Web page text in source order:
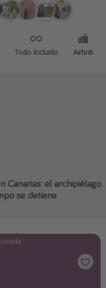
Todo Incluido Airbnb
Canarias: el archipiélago
se detiene